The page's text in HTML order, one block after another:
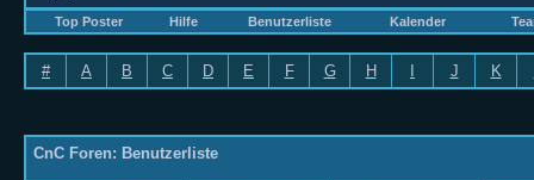
Top Poster Hilfe Benutzerliste Kalender
# A B C D E F G H J K
CnC Foren: Benutzerliste